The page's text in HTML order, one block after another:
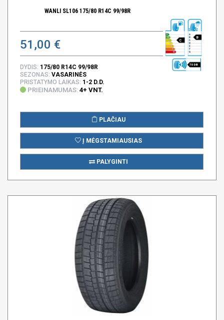
WANLI SL106 175/80 R14C 99/98R
51,00 € C
B
70 DB
DYDIS: 175/80 R14C 99/98R
SEZONAS: VASARINĖS
PRISTATYMO LAIKAS: 1-2 D.D.
PRIEINAMUMAS: 4+ VNT.
PLAČIAU
Į MĖGSTAMIAUSIAS
PALYGINTI